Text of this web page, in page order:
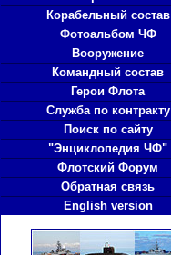
Корабельный состав
Фотоальбом ЧФ
Вооружение
Командный состав
Герои Флота
Служба по контракту
Поиск по сайту
"Энциклопедия ЧФ"
Флотский Форум
Обратная связь
English version